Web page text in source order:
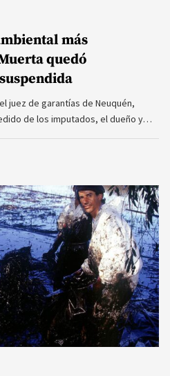
más
quedó
juez de garantías de Neuquén,
de los imputados, el dueño y…